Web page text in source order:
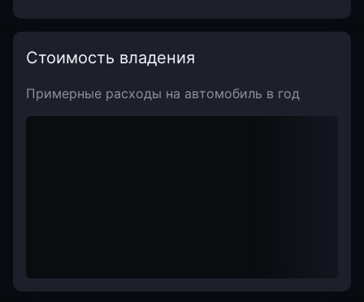
Стоимость владения
Примерные расходы на автомобиль в год